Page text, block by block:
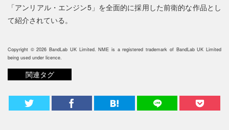
「アンリアル・エンジン5」を全面的に採用した前衛的な作品とし
て紹介されている。
Copyright © 2026 BandLab UK Limited. NME is a registered trademark of BandLab UK Limited
being used under licence.
関連タグ